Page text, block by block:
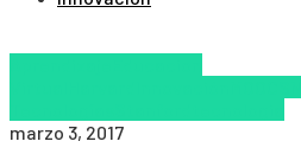
marzo 3, 2017